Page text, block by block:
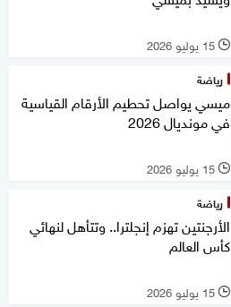
l 15 يوليو 2026
رياضة
ميسي يواصل تحطيم الأرقام القياسية
في مونديال 2026
l 15 يوليو 2026
رياضة
الأرجنتين تهزم إنجلترا.. وتتأهل لنهائي
كأس العالم
l 15 يوليو 2026